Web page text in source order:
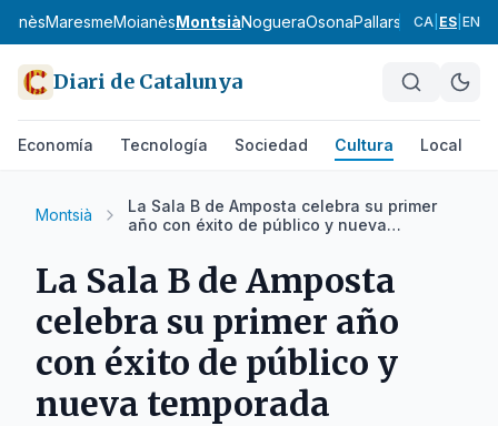
MaresmeMoianèsMontsiàNogueraOsonaPallars Jussà
CA ES EN
Diari de Catalunya
Economía Tecnología Sociedad Cultura Local
Montsià
La Sala B de Amposta celebra su primer
año con éxito de público y nueva
La Sala B de Amposta
celebra su primer año
con éxito de público y
nueva temporada